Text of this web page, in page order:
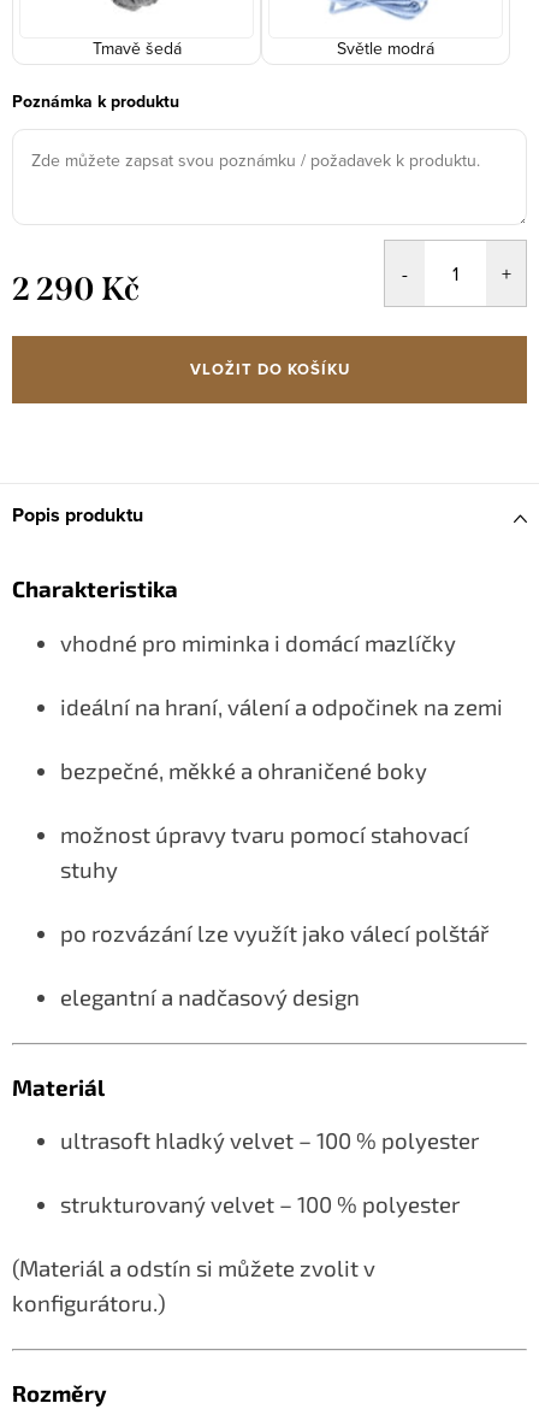
Tmavě šedá Světle modrá
Poznámka k produktu
2 290 Kč
cena:
VLOŽIT DO KOŠÍKU
Popis produktu
Charakteristika
vhodné pro miminka i domácí mazlíčky
ideální na hraní, válení a odpočinek na zemi
bezpečné, měkké a ohraničené boky
možnost úpravy tvaru pomocí stahovací
stuhy
po rozvázání lze využít jako válecí polštář
elegantní a nadčasový design
Materiál
ultrasoft hladký velvet – 100 % polyester
strukturovaný velvet – 100 % polyester
(Materiál a odstín si můžete zvolit v
konfigurátoru.)
Rozměry